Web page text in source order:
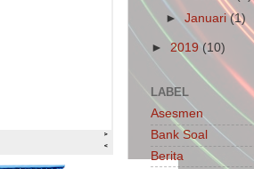
►Januari(1)
► 2019 (10)
LABEL
Asesmen
Bank Soal
Berita